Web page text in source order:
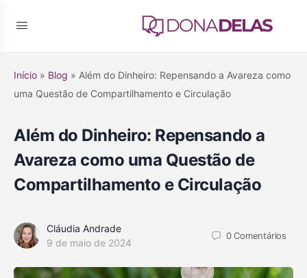
Início » Blog » Além do Dinheiro: Repensando a Avareza como
uma Questão de Compartilhamento e Circulação
Além do Dinheiro: Repensando a
Avareza como uma Questão de
Compartilhamento e Circulação
Cláudia Andrade
9 de maio de 2024
0Comentários